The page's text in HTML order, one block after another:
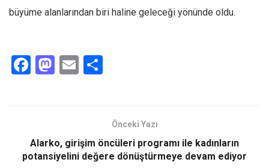
büyüme alanlarından biri haline geleceği yönünde oldu.
F
o
o
M
d
o
E
Önceki Yazı
Alarko, girişim öncüleri programı ile kadınların
potansiyelini değere dönüştürmeye devam ediyor